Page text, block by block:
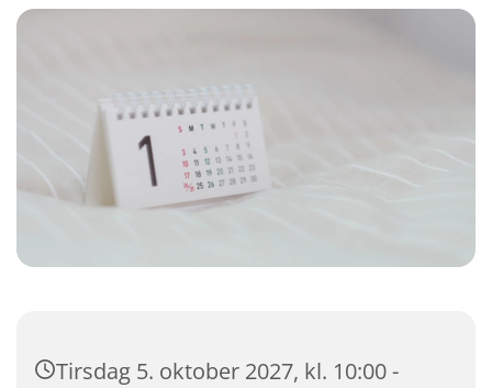
Tirsdag 5. oktober 2027, kl. 10:00 -